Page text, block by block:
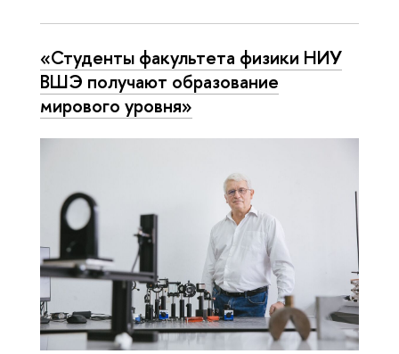
«Студенты факультета физики НИУ
ВШЭ получают образование
мирового уровня»